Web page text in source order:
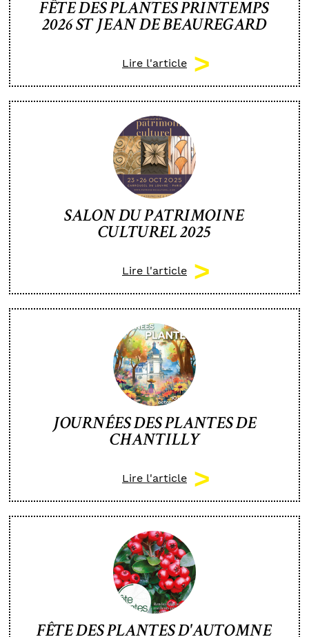
FÊTE DES PLANTES PRINTEMPS
2026 ST JEAN DE BEAUREGARD
Lire l'article
SALON DU PATRIMOINE
CULTUREL 2025
Lire l'article
JOURNÉES DES PLANTES DE
CHANTILLY
Lire l'article
FÊTE DES PLANTES D'AUTOMNE